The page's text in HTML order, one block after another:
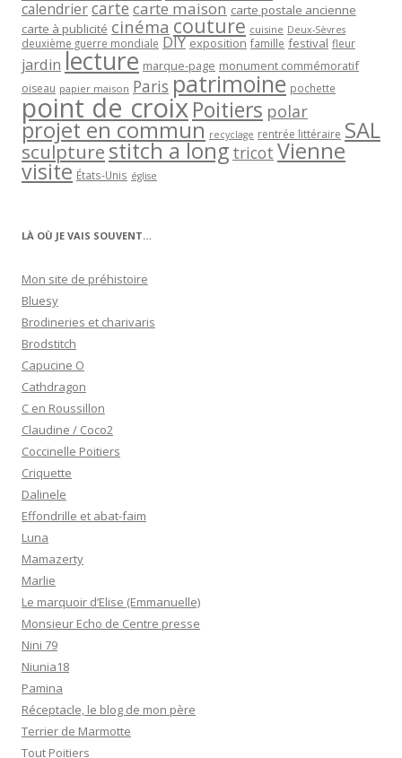
calendriercartecarte maison carte postale ancienne
carte à publicité cinéma couture cuisine Deux-Sèvres
deuxième guerre mondiale DIY exposition famille festival fleur
jardin lecture marque-page monument commémoratif
oiseau papier maison Paris patrimoine pochette
point de croixPoitiers polar
projet en commun recyclage rentrée littéraire SAL
sculpturestitch a long tricot Vienne
visite États-Unis église
LÀ OÙ JE VAIS SOUVENT…
Mon site de préhistoire
Bluesy
Brodineries et charivaris
Brodstitch
Capucine O
Cathdragon
C en Roussillon
Claudine / Coco2
Coccinelle Poitiers
Criquette
Dalinele
Effondrille et abat-faim
Luna
Mamazerty
Marlie
Le marquoir d’Elise (Emmanuelle)
Monsieur Echo de Centre presse
Nini 79
Niunia18
Pamina
Réceptacle, le blog de mon père
Terrier de Marmotte
Tout Poitiers